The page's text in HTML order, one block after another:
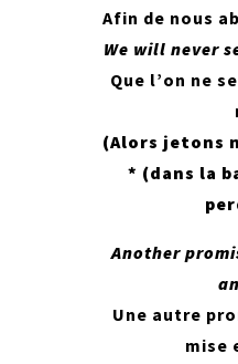
Afin de nous
We will never
Que l’on ne
(Alors jetons
* (dans la
Another
Une autre
mise